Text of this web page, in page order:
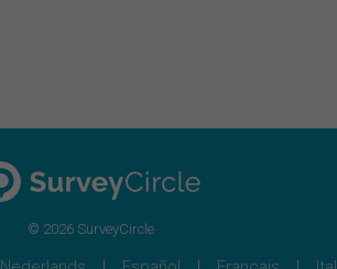
© 2026 SurveyCircle